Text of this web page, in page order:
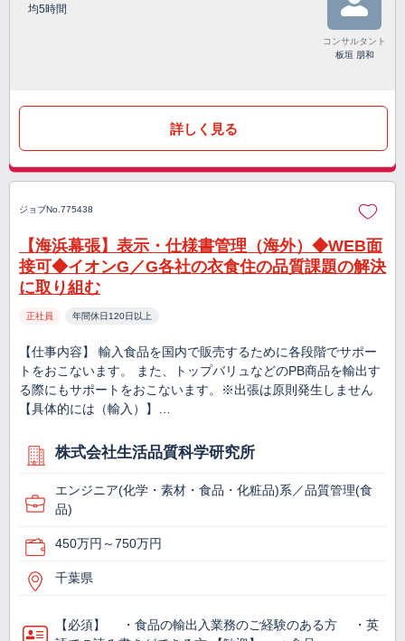
均5時間
コンサルタント
板垣 朋和
詳しく見る
ジョブNo.775438
【海浜幕張】表示・仕様書管理（海外）◆WEB面
接可◆イオンG／G各社の衣食住の品質課題の解決
に取り組む
正社員 年間休日120日以上
【仕事内容】 輸入食品を国内で販売するために各段階でサポー
トをおこないます。 また、トップバリュなどのPB商品を輸出す
る際にもサポートをおこないます。※出張は原則発生しません
【具体的には（輸入）】…
株式会社生活品質科学研究所
エンジニア(化学・素材・食品・化粧品)系／品質管理(食
品)
450万円～750万円
千葉県
【必須】 ・食品の輸出入業務のご経験のある方 ・英